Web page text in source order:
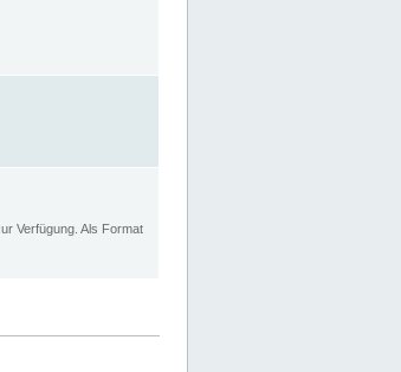
Verfügung. Als Format